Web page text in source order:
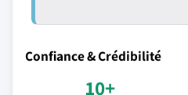
Confiance & Crédibilité
10+